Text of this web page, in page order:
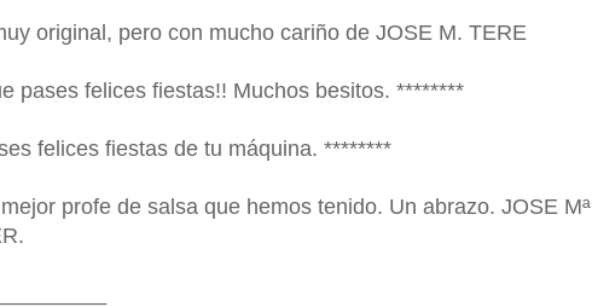
original, pero con mucho cariño de JOSE M. TERE
pases felices fiestas!! Muchos besitos. ********
felices fiestas de tu máquina. ********
mejor profe de salsa que hemos tenido. Un abrazo. JOSE Mª